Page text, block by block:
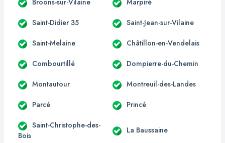
Saint-Didier 35 Saint-Jean-sur-Vilaine
Saint-Melaine Châtillon-en-Vendelais
Combourtillé Dompierre-du-Chemin
Montautour Montreuil-des-Landes
Parcé Princé
Saint-Christophe-des-
Bois
La Baussaine